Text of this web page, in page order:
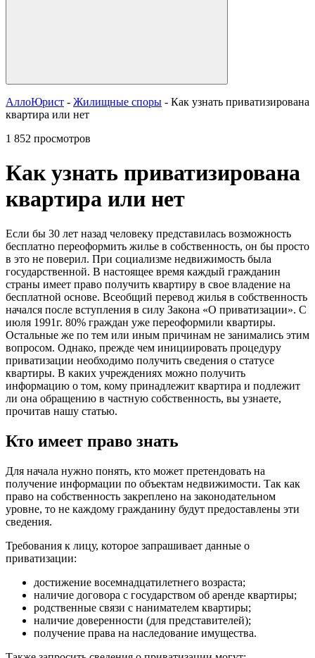
АллоЮрист - Жилищные споры - Как узнать приватизирована
квартира или нет
1 852 просмотров
Как узнать приватизирована
квартира или нет
Если бы 30 лет назад человеку представилась возможность
бесплатно переоформить жилье в собственность, он бы просто
в это не поверил. При социализме недвижимость была
государственной. В настоящее время каждый гражданин
страны имеет право получить квартиру в свое владение на
бесплатной основе. Всеобщий перевод жилья в собственность
начался после вступления в силу Закона «О приватизации». С
июля 1991г. 80% граждан уже переоформили квартиры.
Остальные же по тем или иным причинам не занимались этим
вопросом. Однако, прежде чем инициировать процедуру
приватизации необходимо получить сведения о статусе
квартиры. В каких учреждениях можно получить
информацию о том, кому принадлежит квартира и подлежит
ли она обращению в частную собственность, вы узнаете,
прочитав нашу статью.
Кто имеет право знать
Для начала нужно понять, кто может претендовать на
получение информации по объектам недвижимости. Так как
право на собственность закреплено на законодательном
уровне, то не каждому гражданину будут предоставлены эти
сведения.
Требования к лицу, которое запрашивает данные о
приватизации:
достижение восемнадцатилетнего возраста;
наличие договора с государством об аренде квартиры;
родственные связи с нанимателем квартиры;
наличие доверенности (для представителей);
получение права на наследование имущества.